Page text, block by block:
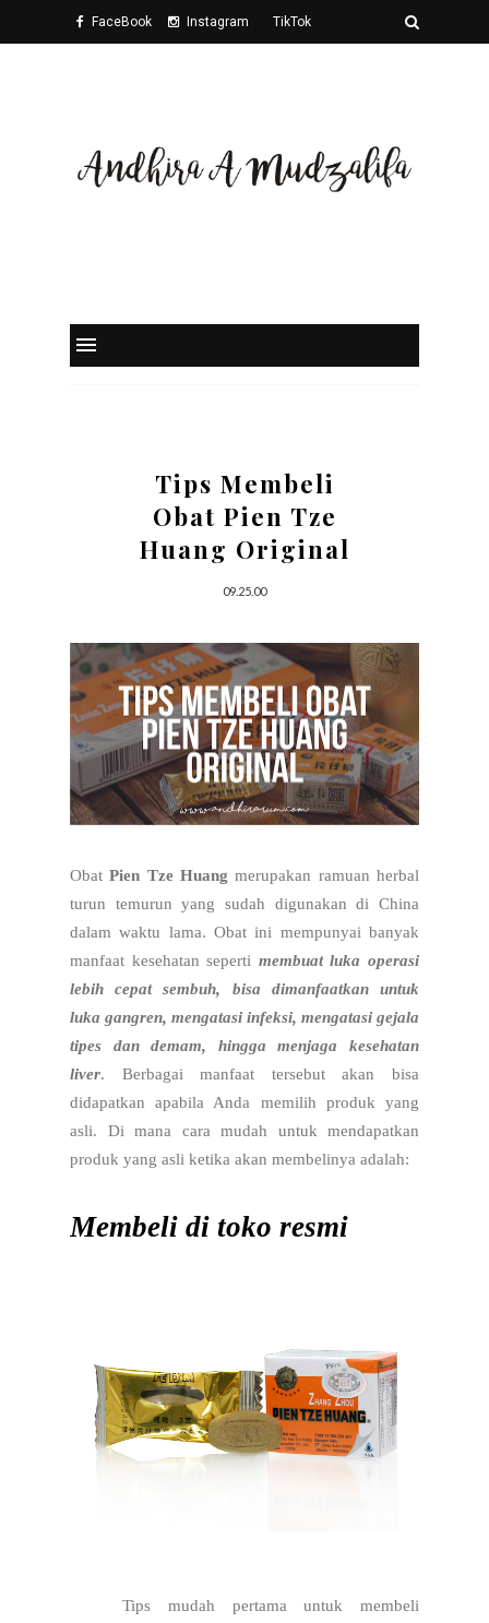
FaceBook Instagram TikTok
Tips Membeli
Obat Pien Tze
Huang Original
09.25.00
ObatPien Tze Huangmerupakan ramuan herbal
turun temurun yang sudah digunakan di China
dalam waktu lama. Obat ini mempunyai banyak
manfaat kesehatan seperti membuat luka operasi
lebih cepat sembuh, bisa dimanfaatkan untuk
luka gangren, mengatasi infeksi, mengatasi gejala
tipes dan demam, hingga menjaga kesehatan
liver. Berbagai manfaat tersebut akan bisa
didapatkan apabila Anda memilih produk yang
asli. Di mana cara mudah untuk mendapatkan
produk yang asli ketika akan membelinya adalah:
Membeli di toko resmi
Tips mudah pertama untuk membeli